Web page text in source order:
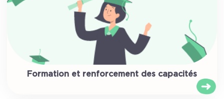
Formation et renforcement des capacités